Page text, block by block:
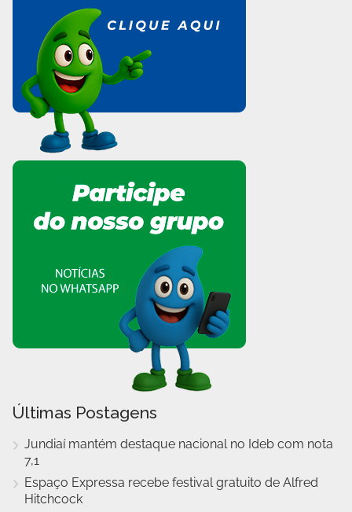
Últimas Postagens
Jundiaí mantém destaque nacional no Ideb com nota
7,1
Espaço Expressa recebe festival gratuito de Alfred
Hitchcock